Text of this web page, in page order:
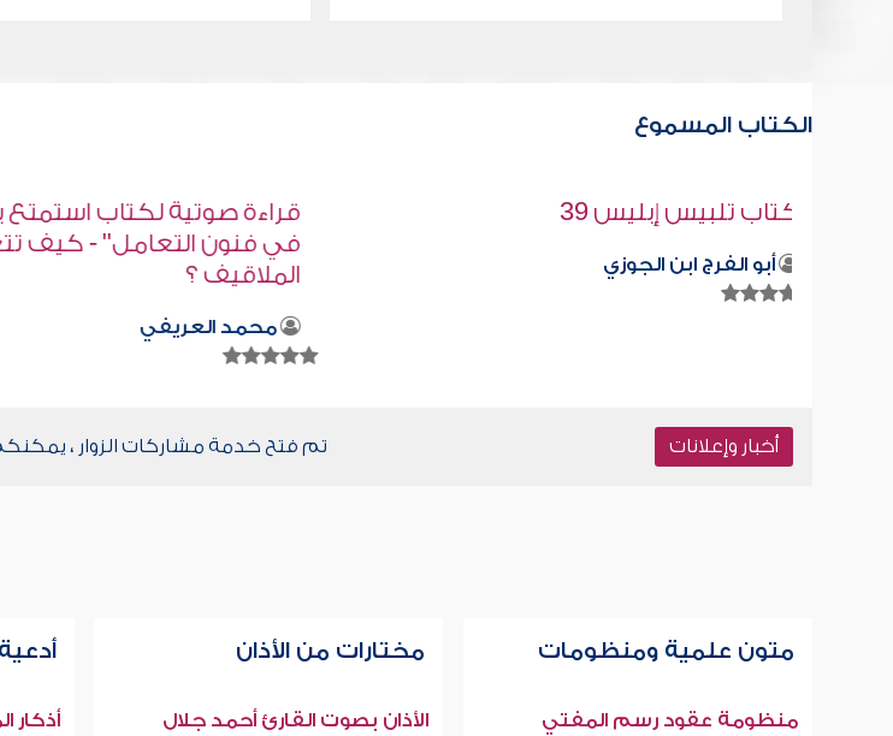
الكتاب المسموع
قراءة صوتية لكتاب استمتع بحياتك " كتاب
الملاقيف ؟
قراءة صوتية لكتاب
في فنون التعامل - اعترف
أخبار وإعلانات تم فتح خدمة مشاركات الزوار ،
متون علمية ومنظومات
منظومة عقود رسم المفتي
مختارات من الأذان
الأذان بصوت القارئ أحمد جلال
أذكار